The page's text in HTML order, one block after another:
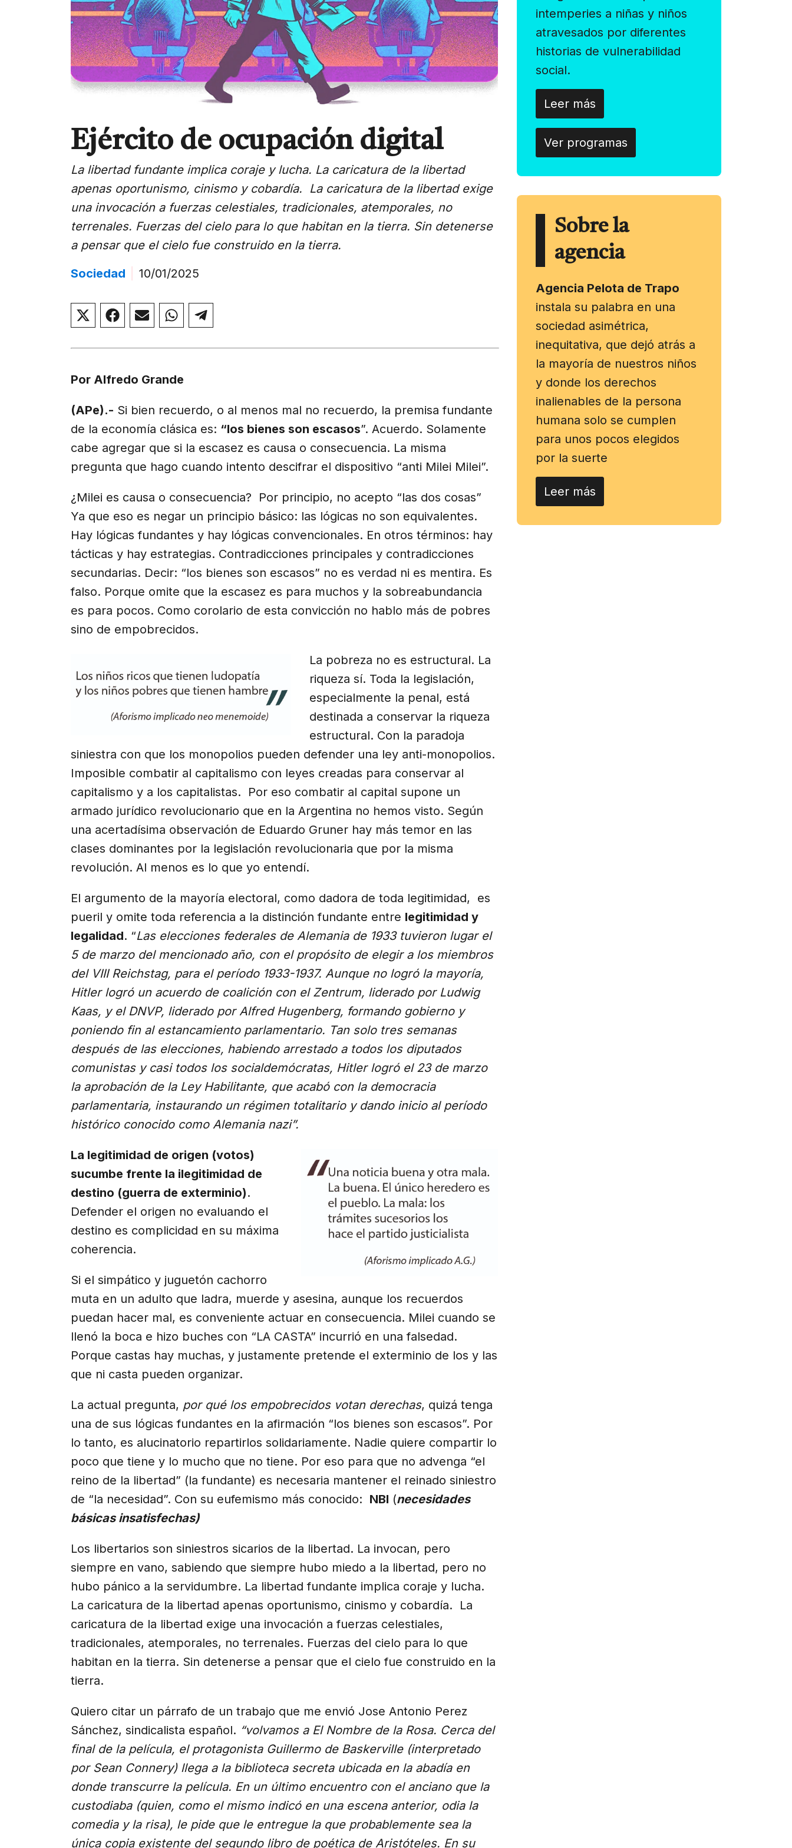
Ejército de ocupación digital
La libertad fundante implica coraje y lucha. La caricatura de la libertad
apenas oportunismo, cinismo y cobardía. La caricatura de la libertad exige
una invocación a fuerzas celestiales, tradicionales, atemporales, no
terrenales. Fuerzas del cielo para lo que habitan en la tierra. Sin detenerse
a pensar que el cielo fue construido en la tierra.
Sociedad
10/01/2025
Compartir
en
(Twitter)
Compartir
en
Compartir
en
Compartir
en
Compartir
en
Por Alfredo Grande
(APe).- Si bien recuerdo, o al menos mal no recuerdo, la premisa fundante
de la economía clásica es: “los bienes son escasos”. Acuerdo. Solamente
cabe agregar que si la escasez es causa o consecuencia. La misma
pregunta que hago cuando intento descifrar el dispositivo “anti Milei Milei”.
¿Milei es causa o consecuencia? Por principio, no acepto “las dos cosas”
Ya que eso es negar un principio básico: las lógicas no son equivalentes.
Hay lógicas fundantes y hay lógicas convencionales. En otros términos: hay
tácticas y hay estrategias. Contradicciones principales y contradicciones
secundarias. Decir: “los bienes son escasos” no es verdad ni es mentira. Es
falso. Porque omite que la escasez es para muchos y la sobreabundancia
es para pocos. Como corolario de esta convicción no hablo más de pobres
sino de empobrecidos.
La pobreza no es estructural. La
riqueza sí. Toda la legislación,
especialmente la penal, está
destinada a conservar la riqueza
estructural. Con la paradoja
siniestra con que los monopolios pueden defender una ley anti-monopolios.
Imposible combatir al capitalismo con leyes creadas para conservar al
capitalismo y a los capitalistas. Por eso combatir al capital supone un
armado jurídico revolucionario que en la Argentina no hemos visto. Según
una acertadísima observación de Eduardo Gruner hay más temor en las
clases dominantes por la legislación revolucionaria que por la misma
revolución. Al menos es lo que yo entendí.
El argumento de la mayoría electoral, como dadora de toda legitimidad, es
pueril y omite toda referencia a la distinción fundante entre legitimidad y
legalidad. “Las elecciones federales de Alemania de 1933 tuvieron lugar el
5 de marzo del mencionado año, con el propósito de elegir a los miembros
del VIII Reichstag, para el período 1933-1937. Aunque no logró la mayoría,
Hitler logró un acuerdo de coalición con el Zentrum, liderado por Ludwig
Kaas, y el DNVP, liderado por Alfred Hugenberg, formando gobierno y
poniendo fin al estancamiento parlamentario.​ Tan solo tres semanas
después de las elecciones, habiendo arrestado a todos los diputados
comunistas y casi todos los socialdemócratas, Hitler logró el 23 de marzo
la aprobación de la Ley Habilitante, que acabó con la democracia
parlamentaria, instaurando un régimen totalitario y dando inicio al período
histórico conocido como Alemania nazi”.
La legitimidad de origen (votos)
sucumbe frente la ilegitimidad de
destino (guerra de exterminio).
Defender el origen no evaluando el
destino es complicidad en su máxima
coherencia.
Si el simpático y juguetón cachorro
muta en un adulto que ladra, muerde y asesina, aunque los recuerdos
puedan hacer mal, es conveniente actuar en consecuencia. Milei cuando se
llenó la boca e hizo buches con “LA CASTA” incurrió en una falsedad.
Porque castas hay muchas, y justamente pretende el exterminio de los y las
que ni casta pueden organizar.
La actual pregunta, por qué los empobrecidos votan derechas, quizá tenga
una de sus lógicas fundantes en la afirmación “los bienes son escasos”. Por
lo tanto, es alucinatorio repartirlos solidariamente. Nadie quiere compartir lo
poco que tiene y lo mucho que no tiene. Por eso para que no advenga “el
reino de la libertad” (la fundante) es necesaria mantener el reinado siniestro
de “la necesidad”. Con su eufemismo más conocido: NBI (necesidades
básicas insatisfechas)
Los libertarios son siniestros sicarios de la libertad. La invocan, pero
siempre en vano, sabiendo que siempre hubo miedo a la libertad, pero no
hubo pánico a la servidumbre. La libertad fundante implica coraje y lucha.
La caricatura de la libertad apenas oportunismo, cinismo y cobardía. La
caricatura de la libertad exige una invocación a fuerzas celestiales,
tradicionales, atemporales, no terrenales. Fuerzas del cielo para lo que
habitan en la tierra. Sin detenerse a pensar que el cielo fue construido en la
tierra.
Quiero citar un párrafo de un trabajo que me envió Jose Antonio Perez
Sánchez, sindicalista español. “volvamos a El Nombre de la Rosa. Cerca del
final de la película, el protagonista Guillermo de Baskerville (interpretado
por Sean Connery) llega a la biblioteca secreta ubicada en la abadía en
donde transcurre la película. En un último encuentro con el anciano que la
custodiaba (quien, como el mismo indicó en una escena anterior, odia la
comedia y la risa), le pide que le entregue la que probablemente sea la
única copia existente del segundo libro de poética de Aristóteles. En su
intemperies a niñas y niños
atravesados por diferentes
historias de vulnerabilidad
social.
Leer más
Ver programas
Sobre la
agencia
Agencia Pelota de Trapo
instala su palabra en una
sociedad asimétrica,
inequitativa, que dejó atrás a
la mayoría de nuestros niños
y donde los derechos
inalienables de la persona
humana solo se cumplen
para unos pocos elegidos
por la suerte
Leer más